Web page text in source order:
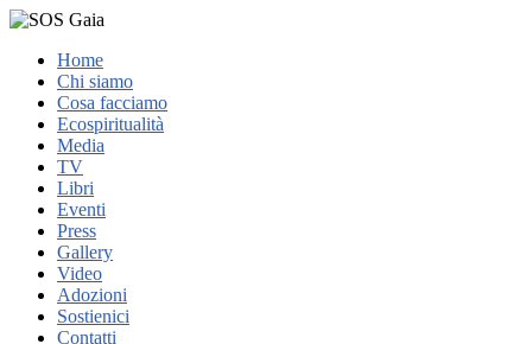
Home
Chi siamo
Cosa facciamo
Ecospiritualità
Media
TV
Libri
Eventi
Press
Gallery
Video
Adozioni
Sostienici
Contatti